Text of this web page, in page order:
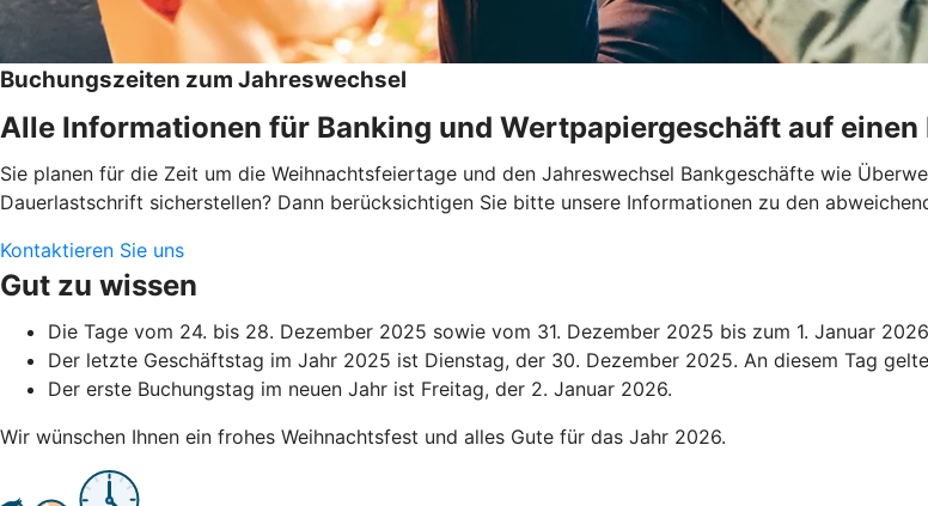
Buchungszeiten zum Jahreswechsel
Alle Informationen für Banking und Wertpapiergeschäft auf einen
Sie planen für die Zeit um die Weihnachtsfeiertage und den Jahreswechsel Bankgeschäfte wie
Dauerlastschrift sicherstellen? Dann berücksichtigen Sie bitte unsere Informationen zu den
Kontaktieren Sie uns
Gut zu wissen
Die Tage vom 24. bis 28. Dezember 2025 sowie vom 31. Dezember 2025 bis zum 1. Januar
Der letzte Geschäftstag im Jahr 2025 ist Dienstag, der 30. Dezember 2025. An diesem Tag
Der erste Buchungstag im neuen Jahr ist Freitag, der 2. Januar 2026.
Wir wünschen Ihnen ein frohes Weihnachtsfest und alles Gute für das Jahr 2026.